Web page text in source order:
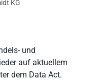
und
auf aktuellem
dem Data Act.
KG